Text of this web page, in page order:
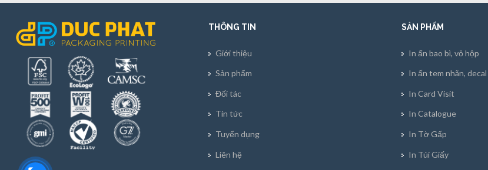
THÔNG TIN
Giới thiệu
Sản phẩm
Đối tác
Tin tức
Tuyển dụng
Liên hệ
SẢN PHẨM
In ấn bao bì, vỏ hộp
In ấn tem nhãn, decal
In Card Visit
In Catalogue
In Tờ Gấp
In Túi Giấy